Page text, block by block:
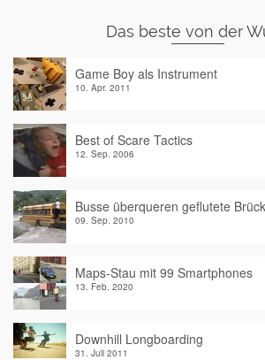
Das beste von der
Game Boy als Instrument
10. Apr. 2011
Best of Scare Tactics
12. Sep. 2006
Busse überqueren geflutete
09. Sep. 2010
Maps-Stau mit 99 Smartphones
13. Feb. 2020
Downhill Longboarding
31. Juli 2011